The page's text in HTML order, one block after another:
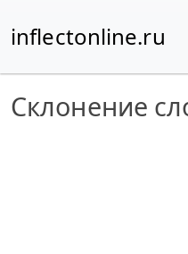
inflectonline.ru
Склонение